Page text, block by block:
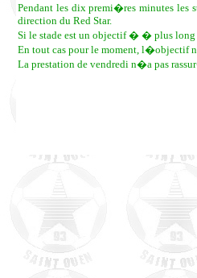
Pendant les dix premi�res minutes
direction du Red Star.
Si le stade est un objectif � � plus
En tout cas pour le moment, l�objectif
La prestation de vendredi n�a pas